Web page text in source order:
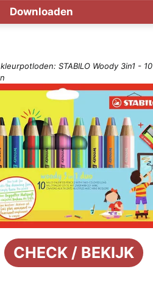
Downloaden
STABILO Woody 3in1 - 10
CHECK / BEKIJK